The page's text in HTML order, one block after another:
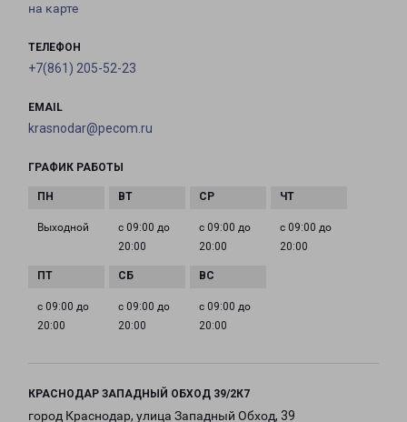
на карте
ТЕЛЕФОН
+7(861) 205-52-23
EMAIL
krasnodar@pecom.ru
ГРАФИК РАБОТЫ
Выходной
с 09:00 до
20:00
с 09:00 до
20:00
с 09:00 до
20:00
с 09:00 до
20:00
с 09:00 до
20:00
с 09:00 до
20:00
КРАСНОДАР ЗАПАДНЫЙ ОБХОД 39/2К7
город Краснодар, улица Западный Обход, 39